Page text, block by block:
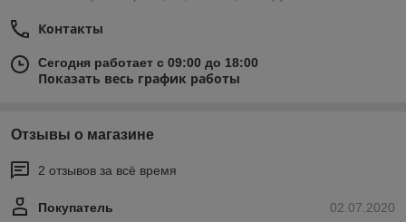
Контакты
Сегодня работает с 09:00 до 18:00
Показать весь график работы
Отзывы о магазине
2 отзывов за всё время
02.07.2020
Покупатель